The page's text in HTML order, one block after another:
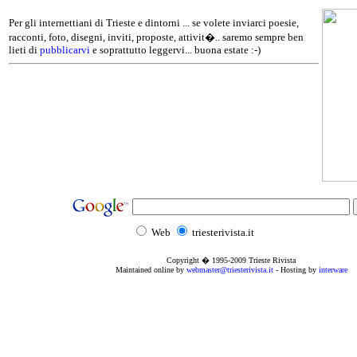
Per gli internettiani di Trieste e dintorni ... se volete inviarci poesie,
racconti, foto, disegni, inviti, proposte, attivit�.. saremo sempre ben
lieti di pubblicarvi e soprattutto leggervi... buona estate :-)
Web triesterivista.it
Copyright � 1995-2009 Trieste Rivista
Maintained online by webmaster@triesterivista.it- Hosting by interware